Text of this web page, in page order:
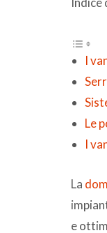
I
Le
I
La
e